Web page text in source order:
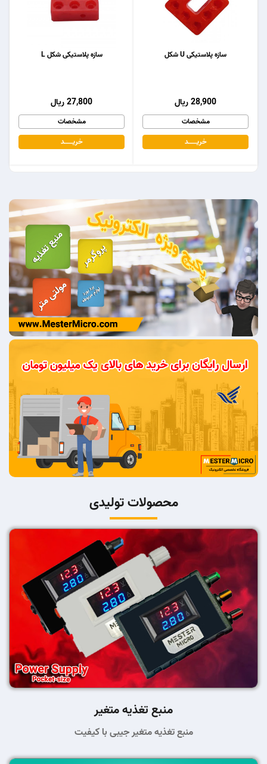
سازه پلاستیکی شکل L
27,800 ریال
مشخصات
خریـــــــد
سازه پلاستیکی U شکل
28,900 ریال
مشخصات
خریـــــــد
محصولات تولیدی
منبع تغذیه متغیر
منبع تغذیه متغیر جیبی با کیفیت